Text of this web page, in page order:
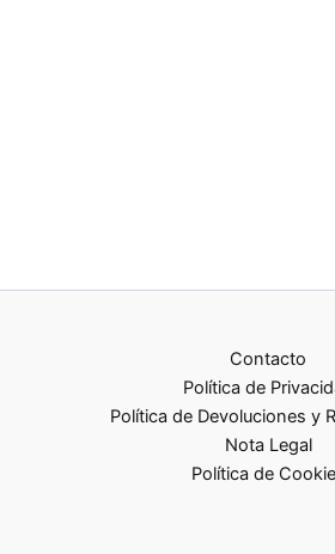
Contacto
Política de
Política de Devoluciones y
Nota Legal
Política de